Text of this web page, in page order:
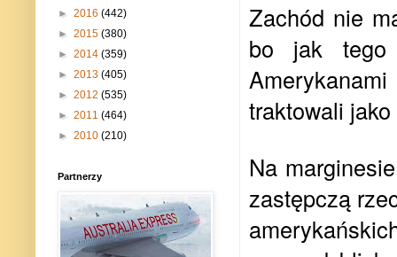
Zachód nie
bo jak tego
traktowali
Na
zastępczą
► 2016 (442)
► 2015 (380)
► 2014 (359)
► 2013 (405)
► 2012 (535)
► 2011 (464)
► 2010 (210)
Partnerzy